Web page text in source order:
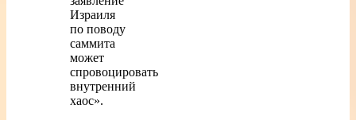
Израиля
по поводу
саммита
может
спровоцировать
внутренний
хаос».